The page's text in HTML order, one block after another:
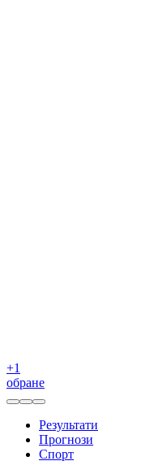
+1
обране
Результати
Прогнози
Спорт